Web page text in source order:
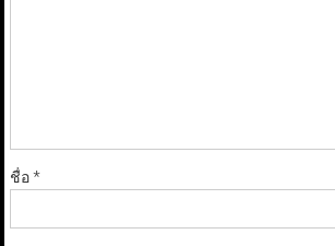
ชื่อ*